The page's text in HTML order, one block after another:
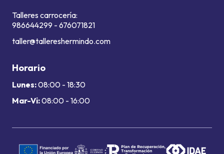
Talleres carrocería:
986644299 - 676071821
taller@tallereshermindo.com
Horario
Lunes:08:00 - 18:30
Mar-Vi:08:00 - 16:00